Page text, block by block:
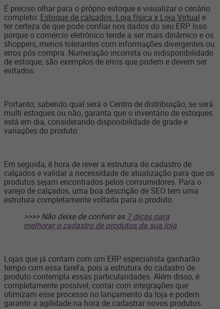
É preciso olhar para o próprio estoque e visualizar o cenário
completo: Estoque de calçados: Loja física x Loja Virtual e
ter certeza de que pode confiar nos dados do seu ERP. Isso
porque o comércio eletrônico tende a ser mais dinâmico e os
shoppers, menos tolerantes com informações divergentes ou
erros pós compra. Numeração incorreta ou indisponibilidade
de estoque, são exemplos de erros que podem e devem ser
evitados.
Portanto, sabendo qual será o Centro de distribuição, se será
multi estoques ou não, garanta que o inventário de estoques
está em dia, considerando disponibilidade de grade e
variações do produto.
Em seguida, é hora de rever a estrutura do cadastro de
calçados e validar a necessidade de atualização para que os
produtos sejam encontrados pelos consumidores. Para o
varejo de calçados, uma boa descrição de SEO tem uma
estrutura completamente voltada para o produto.
>>>> Não deixe de conferir as 7 dicas para
melhorar o cadastro de produtos da sua loja
Lojas que já contam com um ERP especialista ganharão
tempo com essa tarefa, pois a estrutura do cadastro de
produto contempla essas particularidades. Além disso, é
completamente possível, contar com integrações que
otimizam esse processo no lançamento da loja e podem
garantir a agilidade na hora de cadastrar novos produtos.